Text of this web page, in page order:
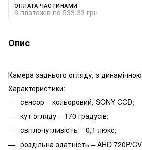
ОПЛАТА ЧАСТИНАМИ
6 платежів по 533.33 грн
Опис
Камера заднього огляду, з
Характеристики:
сенсор – кольоровий, SONY CCD;
кут огляду – 170 градусів;
світлочутливість – 0,1 люкс;
роздільна здатність – AHD 720P/